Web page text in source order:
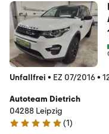
Unfallfrei • EZ 07/2016•
Autoteam Dietrich
04288 Leipzig
5 Sterne
(1)